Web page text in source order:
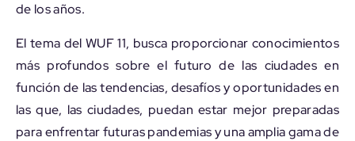
de los años.
El tema del WUF 11, busca proporcionar conocimientos
más profundos sobre el futuro de las ciudades en
función de las tendencias, desafíos y oportunidades en
las que, las ciudades, puedan estar mejor preparadas
para enfrentar futuras pandemias y una amplia gama de